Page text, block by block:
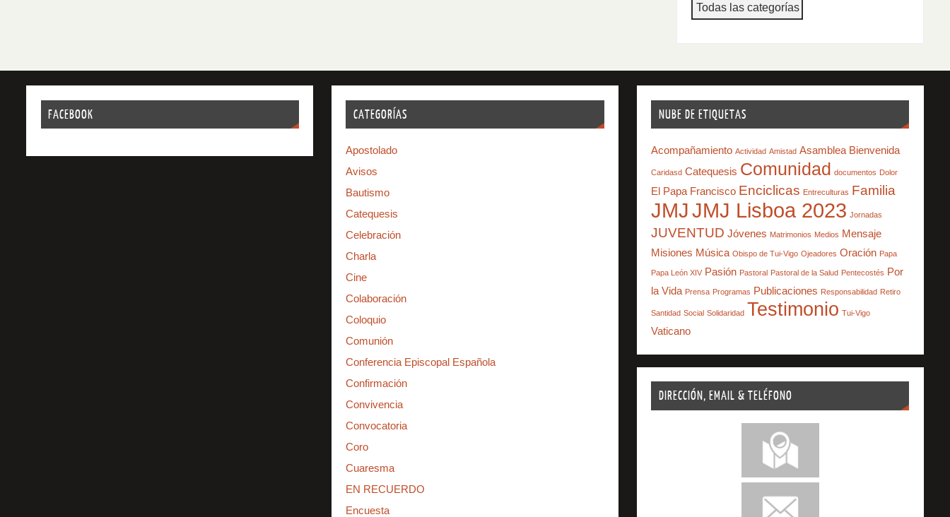
Todas las categorías
FACEBOOK CATEGORÍAS
Apostolado
Avisos
Bautismo
Catequesis
Celebración
Charla
Cine
Colaboración
Coloquio
Comunión
Conferencia Episcopal Española
Confirmación
Convivencia
Convocatoria
Coro
Cuaresma
EN RECUERDO
Encuesta
NUBE DE ETIQUETAS
Acompañamiento Actividad Amistad Asamblea Bienvenida
Caridasd Catequesis Comunidad documentos Dolor
El Papa Francisco Enciclicas Entreculturas Familia
JMJJMJ Lisboa 2023 Jornadas
JUVENTUD Jóvenes Matrimonios Medios Mensaje
Misiones Música Obispo de Tui-Vigo Ojeadores Oración Papa
Papa León XIV Pasión Pastoral Pastoral de la Salud Pentecostés Por
la Vida Prensa Programas Publicaciones Responsabilidad Retiro
Santidad Social Solidaridad Testimonio Tui-Vigo
Vaticano
DIRECCIÓN, EMAIL & TELÉFONO